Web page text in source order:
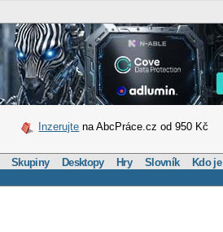
Inzerujte na AbcPráce.cz od 950 Kč
Skupiny Desktopy Hry Slovník Kdo je